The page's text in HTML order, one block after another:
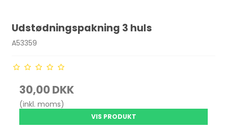
Udstødningspakning 3 huls
A53359
30,00 DKK
(inkl. moms)
VIS PRODUKT